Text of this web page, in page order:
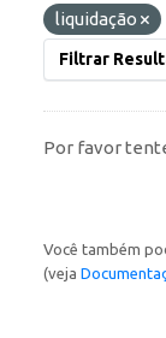
liquidação
Filtrar
Por favor
Você também
(veja